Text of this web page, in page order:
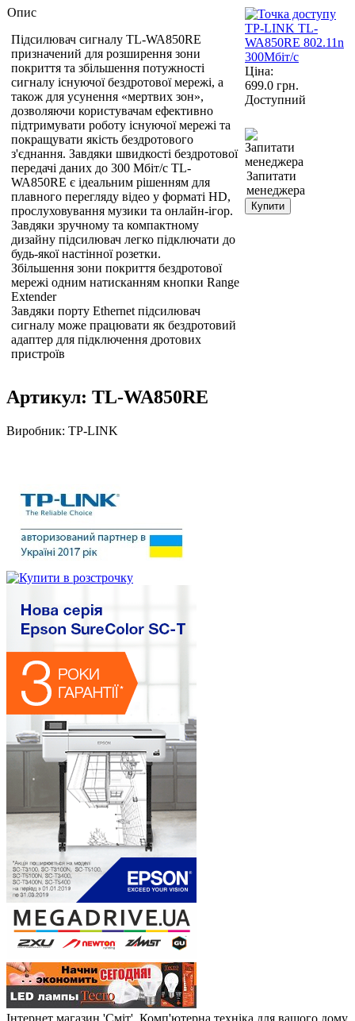
Опис
Підсилювач сигналу TL-WA850RE
призначений для розширення зони
покриття та збільшення потужності
сигналу існуючої бездротової мережі, а
також для усунення «мертвих зон»,
дозволяючи користувачам ефективно
підтримувати роботу існуючої мережі та
покращувати якість бездротового
з'єднання. Завдяки швидкості бездротової
передачі даних до 300 Мбіт/с ТL-
WA850RE є ідеальним рішенням для
плавного перегляду відео у форматі HD,
прослуховування музики та онлайн-ігор.
Завдяки зручному та компактному
дизайну підсилювач легко підключати до
будь-якої настінної розетки.
Збільшення зони покриття бездротової
мережі одним натисканням кнопки Range
Extender
Завдяки порту Ethernet підсилювач
сигналу може працювати як бездротовий
адаптер для підключення дротових
пристроїв
Ціна:
699.0 грн.
Доступний
Запитати
менеджера
Купити
Артикул: TL-WA850RE
Виробник: TP-LINK
Інтернет магазин 'Сміт'. Комп'ютерна техніка для вашого дому